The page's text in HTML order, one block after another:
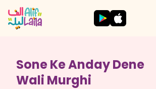
Sone Ke Anday Dene
Wali Murghi